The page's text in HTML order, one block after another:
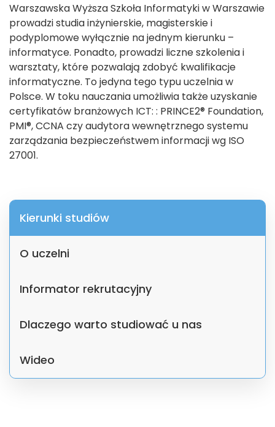
Warszawska Wyższa Szkoła Informatyki w Warszawie
prowadzi studia inżynierskie, magisterskie i
podyplomowe wyłącznie na jednym kierunku –
informatyce. Ponadto, prowadzi liczne szkolenia i
warsztaty, które pozwalają zdobyć kwalifikacje
informatyczne. To jedyna tego typu uczelnia w
Polsce. W toku nauczania umożliwia także uzyskanie
certyfikatów branżowych ICT: : PRINCE2® Foundation,
PMI®, CCNA czy audytora wewnętrznego systemu
zarządzania bezpieczeństwem informacji wg ISO
27001.
Kierunki studiów
O uczelni
Informator rekrutacyjny
Dlaczego warto studiować u nas
Wideo